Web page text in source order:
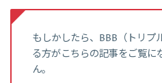
もしかしたら、BBB（トリプ
る方がこちらの記事をご覧に
ん。